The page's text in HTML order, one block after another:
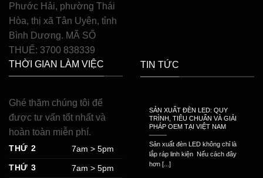
Phước Hải, phường Thái
Hòa, thị xã Tân Uyên, tỉnh
Bình Dương. MÃ SỐ
THUẾ: 3700 838339
THỜI GIAN LÀM VIỆC
Ghé thăm chúng tôi để
được tư vấn tốt nhất và
hoàn toàn miễn phí.
THỨ 2
7am > 5pm
THỨ 3
7am > 5pm
TIN TỨC
SẢN XUẤT ĐÈN LED: QUY
TRÌNH, TIÊU CHUẨN VÀ GIẢI
PHÁP OEM TẠI VIỆT NAM
Sản xuất đèn LED không chỉ là
lắp ráp linh kiện Nếu cách đây
hơn [...]